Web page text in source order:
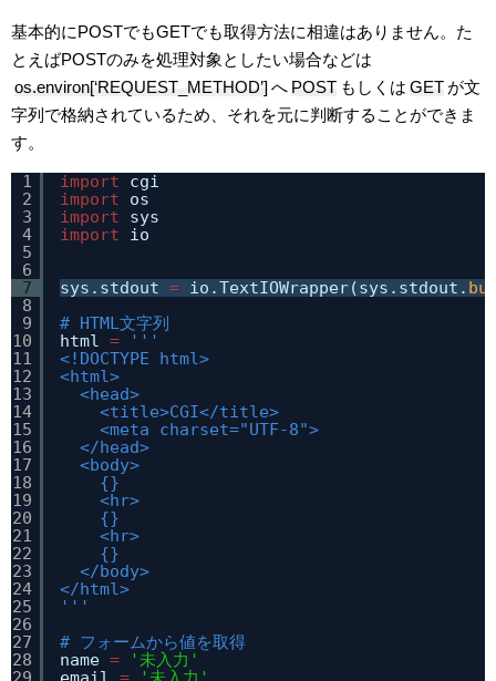
基本的にPOSTでもGETでも取得方法に相違はありません。た
とえばPOSTのみを処理対象としたい場合などは
os.environ[‘REQUEST_METHOD’]へ POST もしくは GET が文
字列で格納されているため、それを元に判断することができま
す。
1
2
3
4
5
6
7
8
9
10
11
12
13
14
15
16
17
18
19
20
21
22
23
24
25
26
27
28
import
cgi
import
os
import
sys
import
io
sys.stdout = io.TextIOWrapper(sys.stdout.
# HTML文字列
html =
'''
<!DOCTYPE html>
<html>
<head>
<title>CGI</title>
<meta charset="UTF-8">
</head>
<body>
{}
<hr>
{}
<hr>
{}
</body>
</html>
'''
# フォームから値を取得
name =
'未入力'